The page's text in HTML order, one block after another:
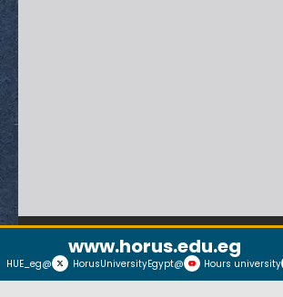
www.horus.edu.eg
Hours university
@HorusUniversityEgypt
@HUE_eg